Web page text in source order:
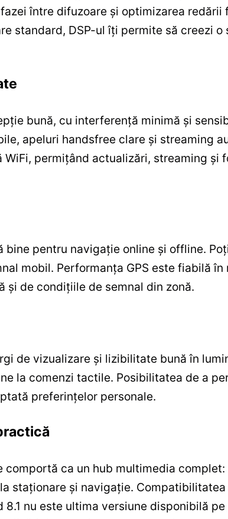
între difuzoare și optimizarea redării
standard, DSP-ul îți permite să creezi
bună, cu interferență minimă și
apeluri handsfree clare și streaming
permițând actualizări, streaming și
bine pentru navigație online și offline.
mobil. Performanța GPS este fiabilă
de condițiile de semnal din zonă.
de vizualizare și lizibilitate bună în
la comenzi tactile. Posibilitatea de a
preferințelor personale.
comportă ca un hub multimedia
staționare și navigație.
8.1 nu este ultima versiune disponibilă